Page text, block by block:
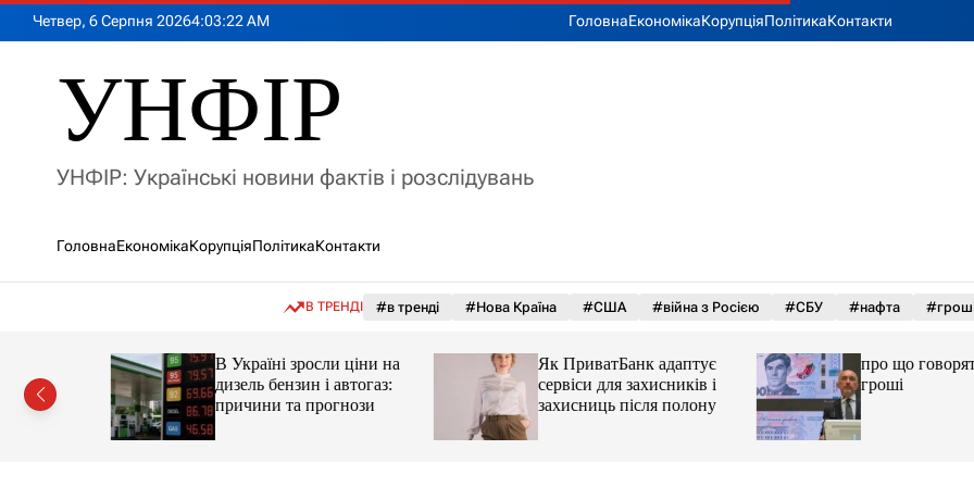
Четвер, 6 Серпня 20264:03:24 AM ГоловнаЕкономікаКорупціяПолітикаКонтакти
УНФІР
УНФІР: Українські новини фактів і розслідувань
ГоловнаЕкономікаКорупціяПолітикаКонтакти
В ТРЕНДІ #в тренді #Нова Країна #США #війна з Росією #СБУ #нафта
В Україні зросли ціни на
дизель бензин і автогаз:
причини та прогнози
Як ПриватБанк адаптує
сервіси для захисників і
захисниць після полону
про що говорять
гроші